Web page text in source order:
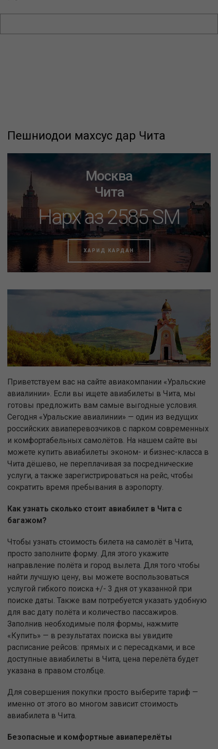
Пешниҳодҳои махсус дар Чита
Москва
Чита
Нарх аз 2585 SM
ХАРИД КАРДАН
Приветствуем вас на сайте авиакомпании «Уральские
авиалинии». Если вы ищете авиабилеты в Чита, мы
готовы предложить вам самые выгодные условия.
Сегодня «Уральские авиалинии» — один из ведущих
российских авиаперевозчиков с парком современных
и комфортабельных самолётов. На нашем сайте вы
можете купить авиабилеты эконом- и бизнес-класса в
Чита дёшево, не переплачивая за посреднические
услуги, а также зарегистрироваться на рейс, чтобы
сократить время пребывания в аэропорту.
Как узнать сколько стоит авиабилет в Чита с
багажом?
Чтобы узнать стоимость билета на самолёт в Чита,
просто заполните форму. Для этого укажите
направление полёта и город вылета. Для того чтобы
найти лучшую цену, вы можете воспользоваться
услугой гибкого поиска +/- 3 дня от указанной при
поиске даты. Также вам потребуется указать удобную
для вас дату полёта и количество пассажиров.
Заполнив необходимые поля формы, нажмите
«Купить» — в результатах поиска вы увидите
расписание рейсов: прямых и с пересадками, и все
доступные авиабилеты в Чита, цена перелёта будет
указана в правом столбце.
Для совершения покупки просто выберите тариф —
именно от этого во многом зависит стоимость
авиабилета в Чита.
Безопасные и комфортные авиаперелёты